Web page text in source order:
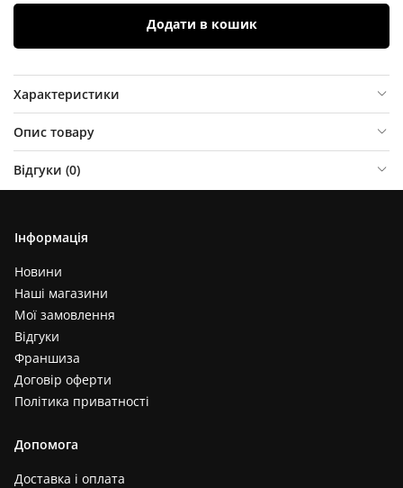
Додати в кошик
Характеристики
Опис товару
Відгуки (0)
Інформація
Новини
Наші магазини
Мої замовлення
Відгуки
Франшиза
Договір оферти
Політика приватності
Допомога
Доставка і оплата